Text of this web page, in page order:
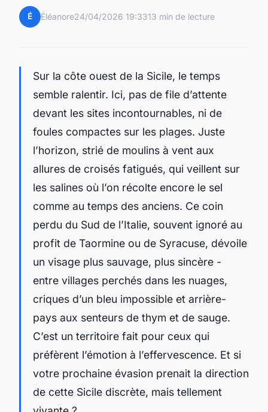
É Éléanore24/04/2026 19:3313 min de lecture
Sur la côte ouest de la Sicile, le temps
semble ralentir. Ici, pas de file d’attente
devant les sites incontournables, ni de
foules compactes sur les plages. Juste
l’horizon, strié de moulins à vent aux
allures de croisés fatigués, qui veillent sur
les salines où l’on récolte encore le sel
comme au temps des anciens. Ce coin
perdu du Sud de l’Italie, souvent ignoré au
profit de Taormine ou de Syracuse, dévoile
un visage plus sauvage, plus sincère -
entre villages perchés dans les nuages,
criques d’un bleu impossible et arrière-
pays aux senteurs de thym et de sauge.
C’est un territoire fait pour ceux qui
préfèrent l’émotion à l’effervescence. Et si
votre prochaine évasion prenait la direction
de cette Sicile discrète, mais tellement